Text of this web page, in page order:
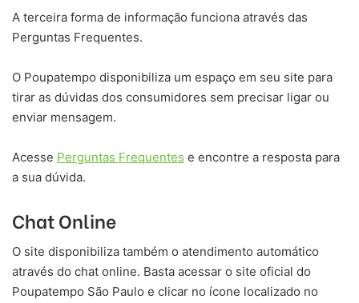
A terceira forma de informação funciona através das
Perguntas Frequentes.
O Poupatempo disponibiliza um espaço em seu site para
tirar as dúvidas dos consumidores sem precisar ligar ou
enviar mensagem.
Acesse Perguntas Frequentes e encontre a resposta para
a sua dúvida.
Chat Online
O site disponibiliza também o atendimento automático
através do chat online. Basta acessar o site oficial do
Poupatempo São Paulo e clicar no ícone localizado no